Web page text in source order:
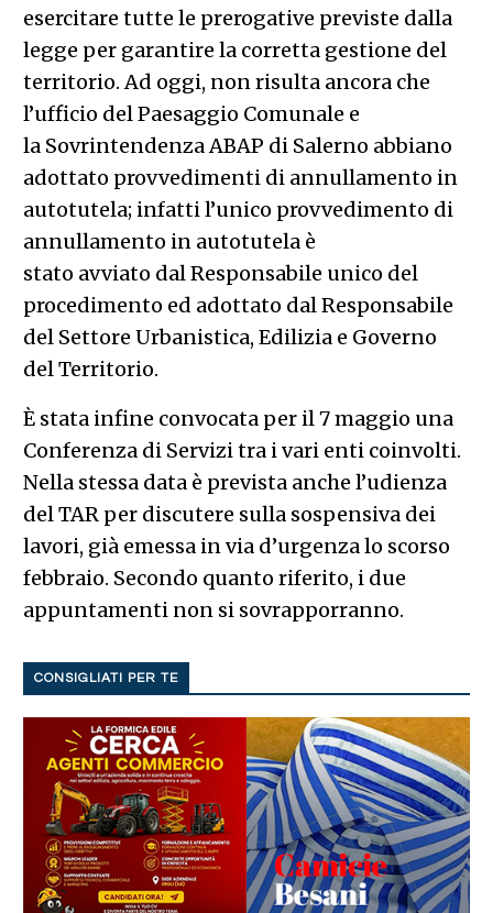
esercitare tutte le prerogative previste dalla
legge per garantire la corretta gestione del
territorio. Ad oggi, non risulta ancora che
l’ufficio del Paesaggio Comunale e
la Sovrintendenza ABAP di Salerno abbiano
adottato provvedimenti di annullamento in
autotutela; infatti l’unico provvedimento di
annullamento in autotutela è
stato avviato dal Responsabile unico del
procedimento ed adottato dal Responsabile
del Settore Urbanistica, Edilizia e Governo
del Territorio.
È stata infine convocata per il 7 maggio una
Conferenza di Servizi tra i vari enti coinvolti.
Nella stessa data è prevista anche l’udienza
del TAR per discutere sulla sospensiva dei
lavori, già emessa in via d’urgenza lo scorso
febbraio. Secondo quanto riferito, i due
appuntamenti non si sovrapporranno.
CONSIGLIATI PER TE